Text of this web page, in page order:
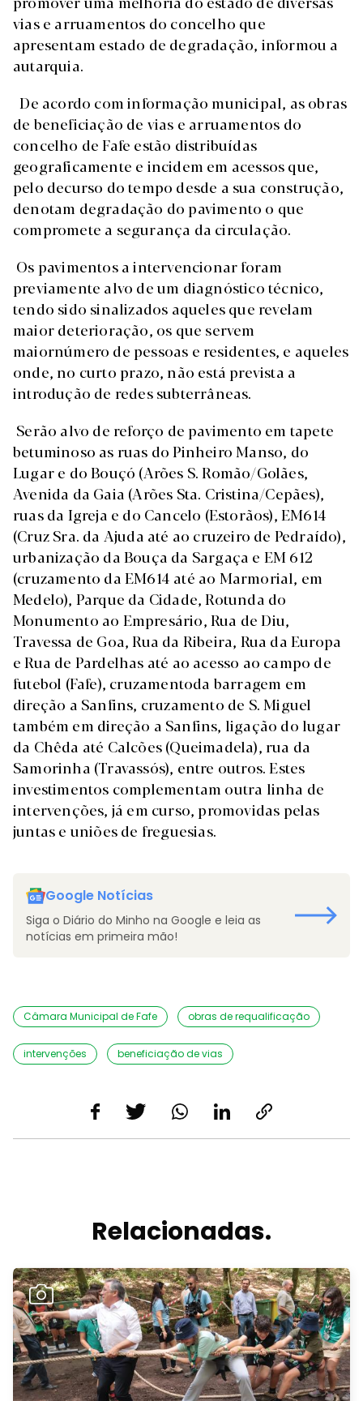
vias e arruamentos do concelho que
apresentam estado de degradação, informou a
autarquia.
De acordo com informação municipal, as obras
de beneficiação de vias e arruamentos do
concelho de Fafe estão distribuídas
geograficamente e incidem em acessos que,
pelo decurso do tempo desde a sua construção,
denotam degradação do pavimento o que
compromete a segurança da circulação.
Os pavimentos a intervencionar foram
previamente alvo de um diagnóstico técnico,
tendo sido sinalizados aqueles que revelam
maior deterioração, os que servem
maiornúmero de pessoas e residentes, e aqueles
onde, no curto prazo, não está prevista a
introdução de redes subterrâneas.
Serão alvo de reforço de pavimento em tapete
betuminoso as ruas do Pinheiro Manso, do
Lugar e do Bouçó (Arões S. Romão/Golães,
Avenida da Gaia (Arões Sta. Cristina/Cepães),
ruas da Igreja e do Cancelo (Estorãos), EM614
(Cruz Sra. da Ajuda até ao cruzeiro de Pedraído),
urbanização da Bouça da Sargaça e EM 612
(cruzamento da EM614 até ao Marmorial, em
Medelo), Parque da Cidade, Rotunda do
Monumento ao Empresário, Rua de Diu,
Travessa de Goa, Rua da Ribeira, Rua da Europa
e Rua de Pardelhas até ao acesso ao campo de
futebol (Fafe), cruzamentoda barragem em
direção a Sanfins, cruzamento de S. Miguel
também em direção a Sanfins, ligação do lugar
da Chêda até Calcões (Queimadela), rua da
Samorinha (Travassós), entre outros. Estes
investimentos complementam outra linha de
intervenções, já em curso, promovidas pelas
juntas e uniões de freguesias.
Google Notícias
Siga o Diário do Minho na Google e leia as
notícias em primeira mão!
Câmara Municipal de Fafe obras de requalificação
intervenções beneficiação de vias
Relacionadas.